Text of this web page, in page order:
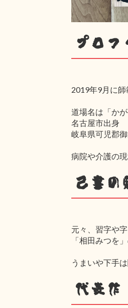
プロフ
2019年9月に師
道場名は「か
名古屋市出身
岐阜県可児郡
病院や介護の
己書の
元々、習字や
「相田みつを
うまいや下手
代表作